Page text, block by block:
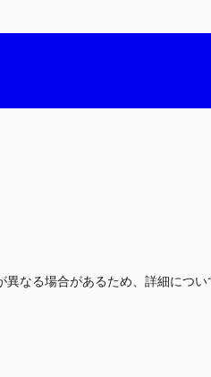
なる場合があるため、詳細につい